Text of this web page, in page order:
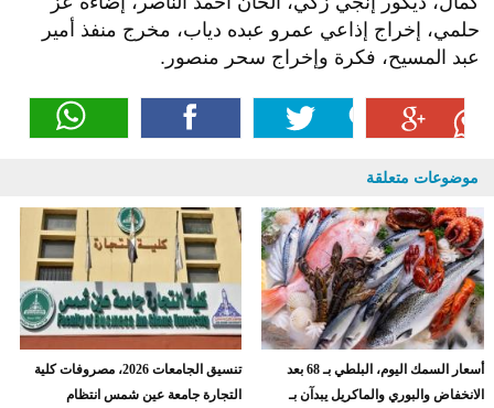
حلمي، إخراج إذاعي عمرو عبده دياب، مخرج منفذ أمير
عبد المسيح، فكرة وإخراج سحر منصور.
موضوعات متعلقة
أسعار السمك اليوم، البلطي بـ 68 بعد
الانخفاض والبوري والماكريل يبدآن بـ
تنسيق الجامعات 2026، مصروفات كلية
التجارة جامعة عين شمس انتظام